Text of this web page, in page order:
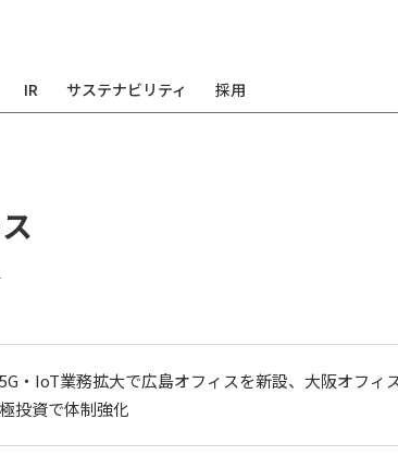
IR サステナビリティ 採用
・IoT業務拡大で広島オフィスを新設、大阪オフィ
投資で体制強化